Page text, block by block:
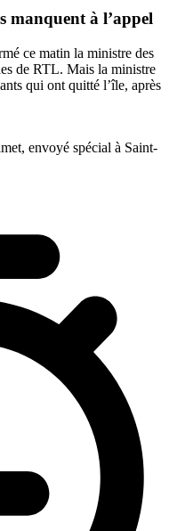
manquent à l’appel
ce matin la ministre des
de RTL. Mais la ministre
qui ont quitté l’île, après
envoyé spécial à Saint-